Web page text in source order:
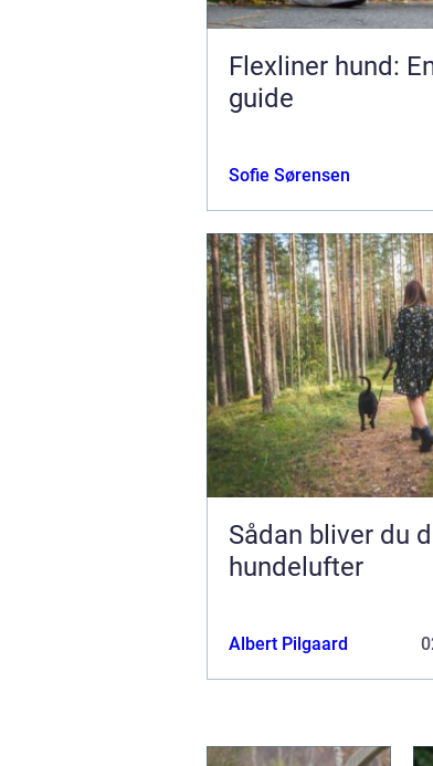
Flexliner hund:
guide
Sofie Sørensen
Sådan bliver du
hundelufter
Albert Pilgaard